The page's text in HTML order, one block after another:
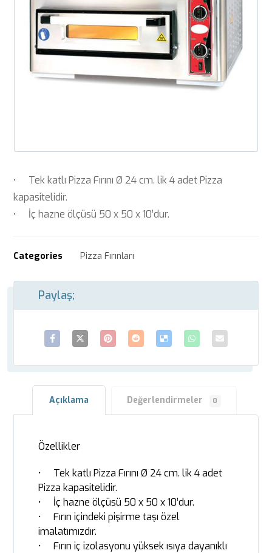
• Tek katlı Pizza Fırını Ø 24 cm. lik 4 adet Pizza
kapasitelidir.
• İç hazne ölçüsü 50 x 50 x 10’dur.
Categories Pizza Fırınları
Açıklama Değerlendirmeler 0
Özellikler
• Tek katlı Pizza Fırını Ø 24 cm. lik 4 adet
Pizza kapasitelidir.
• İç hazne ölçüsü 50 x 50 x 10’dur.
• Fırın içindeki pişirme taşı özel
imalatımızdır.
• Fırın iç izolasyonu yüksek ısıya dayanıklı